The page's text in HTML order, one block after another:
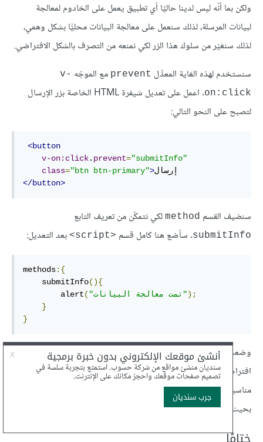
ولكن بما أنّه ليس لدينا حاليًا أي تطبيق يعمل على الخادوم لمعالجة
لبيانات المرسلة، لذلك سنعمل على معالجة البيانات محليًّا بشكل وهمي،
لذلك سنغيّر من سلوك هذا الزر لكي نمنعه من التصرف بالشكل الافتراضي.
سنستخدم لهذه الغاية المعدِّل prevent مع الموجّه v-
on:click
. اعمل على تعديل شيفرة HTML الخاصة بزر الإرسال
لتصبح على النحو التالي:
<button
v-on:click. prevent="submitInfo"
class="btn btn-primary">
</button>
سنضيف القسم method لكي نتمكّن من تعريف التابع
submitInfo. سأضع هنا كامل قسم <script> بعد التعديل:
methods:{
    submitInfo
(){
        alert
( "تمت معالجة البيانات");
}
}
وضعت رسالة بسيطة تشير إلى أنّ البيانات قد تمت معالجتها بشكل
افتراضي محليًّا. يمكن أن تضع بدلًا من هذه الرسالة أن شيفرة قد تجدها
مناسبة للبيانات التي أدخلها المستخدم. الهدف هنا هو أن تفهم المبدأ
بحيث يمكنك تكييفه فيما بعد بحسب احتياجاتك.